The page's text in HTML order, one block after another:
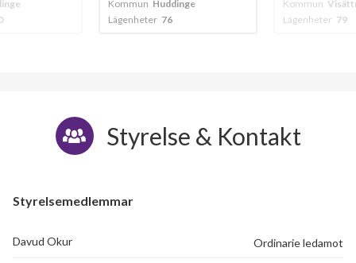
Kommun Huddinge
Lägenheter 76
Kommun
Lägenheter 79
Styrelse & Kontakt
Styrelsemedlemmar
Davud Okur Ordinarie ledamot